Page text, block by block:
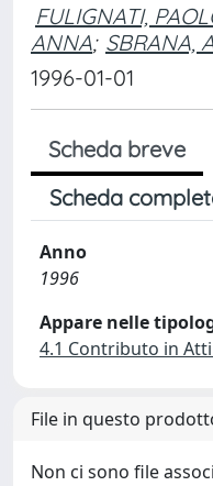
FULIGNATI,
ANNA; SBRANA,
1996-01-01
Scheda breve
Scheda
Anno
1996
Appare nelle
4.1 Contributo in
File in questo
Non ci sono file